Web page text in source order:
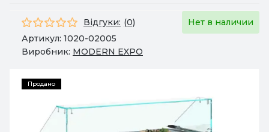
Відгуки: (0)
Нет в наличии
Артикул: 1020-02005
Виробник: MODERN EXPO
Продано